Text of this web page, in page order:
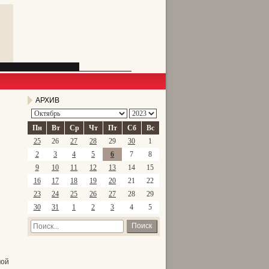
АРХИВ
Пн Вт Ср Чт Пт Сб
Вс
25
26 27 28 29 30
1
2
3 4 5 6 7
8
9
10 11 12 13 14
15
16
17 18 19 20 21
22
23
24 25 26 27 28
29
30
31 1 2 3 4 5
Поиск